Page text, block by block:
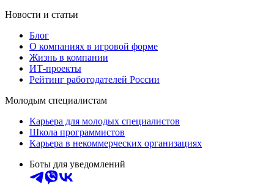
Новости и статьи
Блог
О компаниях в игровой форме
Жизнь в компании
ИТ-проекты
Рейтинг работодателей России
Молодым специалистам
Карьера для молодых специалистов
Школа программистов
Карьера в некоммерческих организациях
Боты для уведомлений